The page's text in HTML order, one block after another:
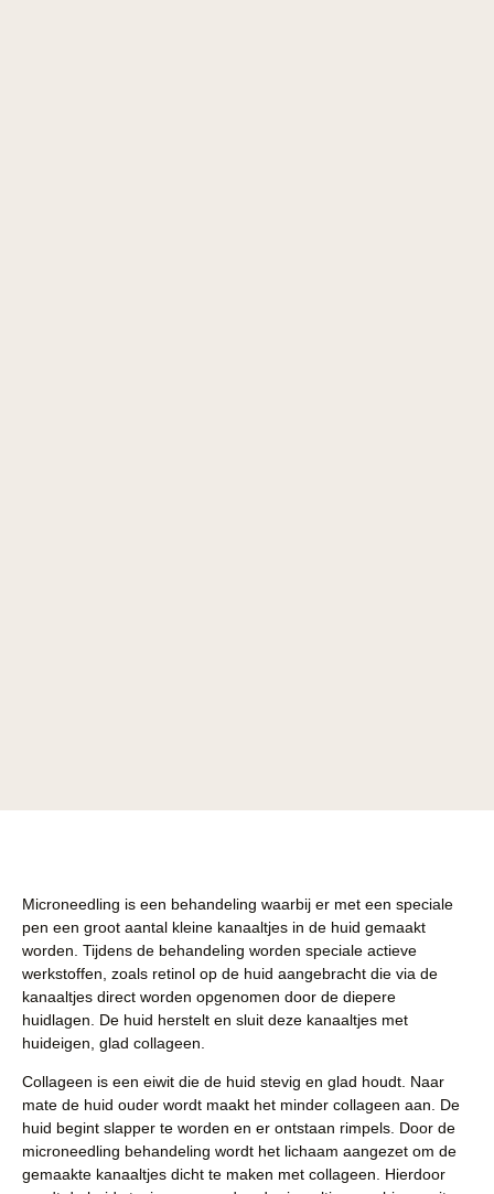
Microneedling is een behandeling waarbij er met een speciale
pen een groot aantal kleine kanaaltjes in de huid gemaakt
worden. Tijdens de behandeling worden speciale actieve
werkstoffen, zoals retinol op de huid aangebracht die via de
kanaaltjes direct worden opgenomen door de diepere
huidlagen. De huid herstelt en sluit deze kanaaltjes met
huideigen, glad collageen.
Collageen is een eiwit die de huid stevig en glad houdt. Naar
mate de huid ouder wordt maakt het minder collageen aan. De
huid begint slapper te worden en er ontstaan rimpels. Door de
microneedling behandeling wordt het lichaam aangezet om de
gemaakte kanaaltjes dicht te maken met collageen. Hierdoor